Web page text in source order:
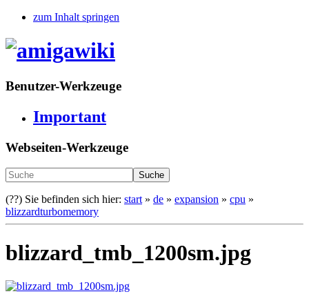
zum Inhalt springen
Benutzer-Werkzeuge
Important
Webseiten-Werkzeuge
Suche
(??) Sie befinden sich hier: start» de » expansion » cpu »
blizzardturbomemory
blizzard_tmb_1200sm.jpg